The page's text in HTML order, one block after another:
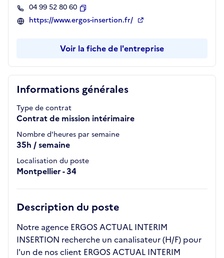
Informations générales
Type de contrat
Contrat de mission intérimaire
Nombre d'heures par semaine
35h / semaine
Localisation du poste
Montpellier - 34
Description du poste
Notre agence ERGOS ACTUAL INTERIM
INSERTION recherche un canalisateur (H/F) pour
l'un de nos client ERGOS ACTUAL INTERIM
04 99 52 80 60
Copier
https://www.ergos-insertion.fr/
Voir la fiche de l'entreprise